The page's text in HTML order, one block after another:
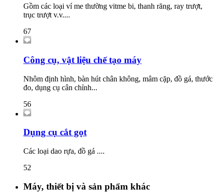
Gồm các loại ví me thường vitme bi, thanh răng, ray trượt,
trục trượt v.v....
67
Công cụ, vật liệu chế tạo máy
Nhôm định hình, bàn hút chân không, mâm cặp, đồ gá, thước
đo, dụng cụ cân chỉnh...
56
Dụng cụ cắt gọt
Các loại dao rựa, đồ gá ....
52
Máy, thiết bị và sản phẩm khác